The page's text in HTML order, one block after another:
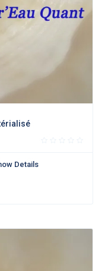
Details